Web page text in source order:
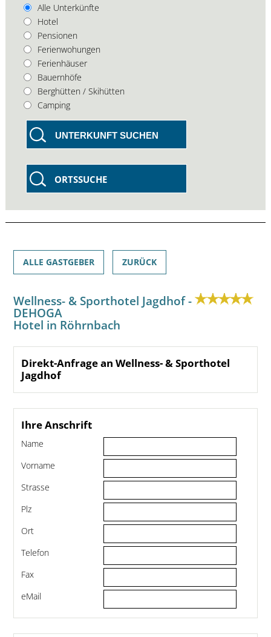
Alle Unterkünfte
Hotel
Pensionen
Ferienwohungen
Ferienhäuser
Bauernhöfe
Berghütten / Skihütten
Camping
UNTERKUNFT SUCHEN
ORTSSUCHE
ALLE GASTGEBER ZURÜCK
Wellness- & Sporthotel Jagdhof -
DEHOGA
Hotel in Röhrnbach
Direkt-Anfrage an Wellness- & Sporthotel
Jagdhof
Ihre Anschrift
Name
Vorname
Strasse
Plz
Ort
Telefon
Fax
eMail